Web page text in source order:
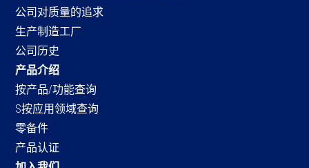
公司对质量的追求
生产制造工厂
公司历史
产品介绍
按产品/功能查询
S按应用领域查询
零备件
产品认证